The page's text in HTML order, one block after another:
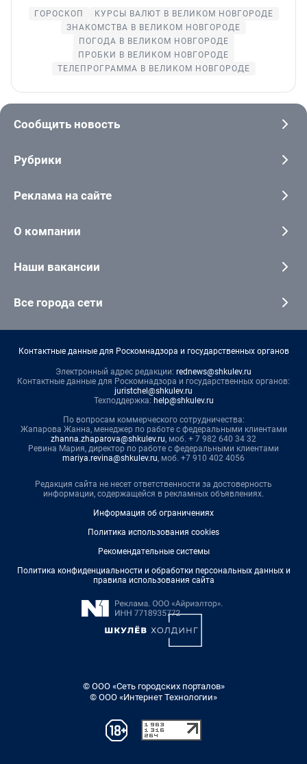
ГОРОСКОП
КУРСЫ ВАЛЮТ В ВЕЛИКОМ НОВГОРОДЕ
ЗНАКОМСТВА В ВЕЛИКОМ НОВГОРОДЕ
ПОГОДА В ВЕЛИКОМ НОВГОРОДЕ
ПРОБКИ В ВЕЛИКОМ НОВГОРОДЕ
ТЕЛЕПРОГРАММА В ВЕЛИКОМ НОВГОРОДЕ
Сообщить новость
Рубрики
Реклама на сайте
О компании
Наши вакансии
Все города сети
Контактные данные для Роскомнадзора и государственных органов
Электронный адрес редакции: rednews@shkulev.ru
Контактные данные для Роскомнадзора и государственных органов:
juristchel@shkulev.ru
Техподдержка: help@shkulev.ru
По вопросам коммерческого сотрудничества:
Жапарова Жанна, менеджер по работе с федеральными клиентами
zhanna.zhaparova@shkulev.ru, моб. + 7 982 640 34 32
Ревина Мария, директор по работе с федеральными клиентами
mariya.revina@shkulev.ru, моб. +7 910 402 4056
Редакция сайта не несет ответственности за достоверность
информации, содержащейся в рекламных объявлениях.
Информация об ограничениях
Политика использования cookies
Рекомендательные системы
Политика конфиденциальности и обработки персональных данных и
правила использования сайта
© ООО «Сеть городских порталов»
© ООО «Интернет Технологии»